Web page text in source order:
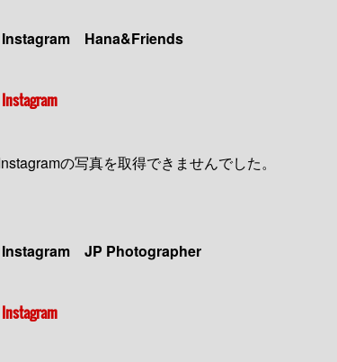
Instagram Hana&Friends
Instagram
の写真を取得できませんでした。
Instagram JP Photographer
Instagram